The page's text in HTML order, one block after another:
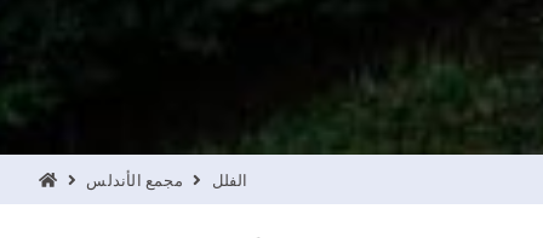
مجمع الأندلس الفلل